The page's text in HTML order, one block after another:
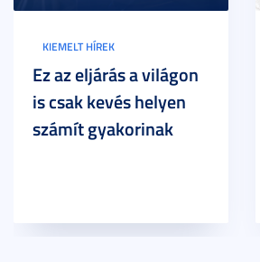
KIEMELT HÍREK
Ez az eljárás a világon
is csak kevés helyen
számít gyakorinak